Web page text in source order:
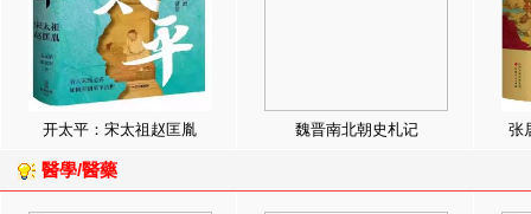
开太平：宋太祖赵匡胤 魏晋南北朝史札记 张
醫學/醫藥